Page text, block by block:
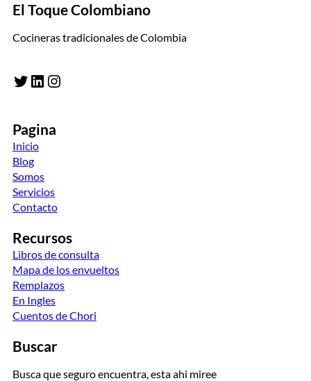
El Toque Colombiano
Cocineras tradicionales de Colombia
Twitter LinkedIn Instagram
Pagina
Inicio
Blog
Somos
Servicios
Contacto
Recursos
Libros de consulta
Mapa de los envueltos
Remplazos
En Ingles
Cuentos de Chori
Buscar
Busca que seguro encuentra, esta ahi miree